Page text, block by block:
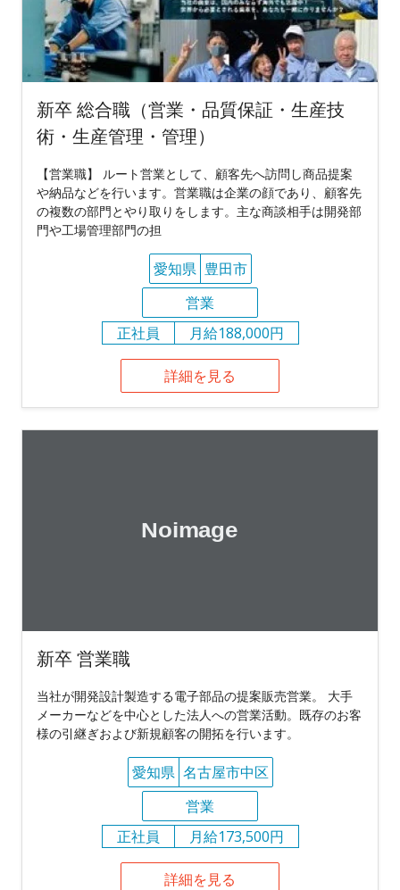
新卒 総合職（営業・品質保証・生産技
術・生産管理・管理）
【営業職】 ルート営業として、顧客先へ訪問し商品提案
や納品などを行います。営業職は企業の顔であり、顧客先
の複数の部門とやり取りをします。主な商談相手は開発部
門や工場管理部門の担
愛知県 豊田市
営業
正社員
月給188,000円
詳細を見る
新卒 営業職
当社が開発設計製造する電子部品の提案販売営業。 大手
メーカーなどを中心とした法人への営業活動。既存のお客
様の引継ぎおよび新規顧客の開拓を行います。
愛知県 名古屋市中区
営業
正社員
月給173,500円
詳細を見る